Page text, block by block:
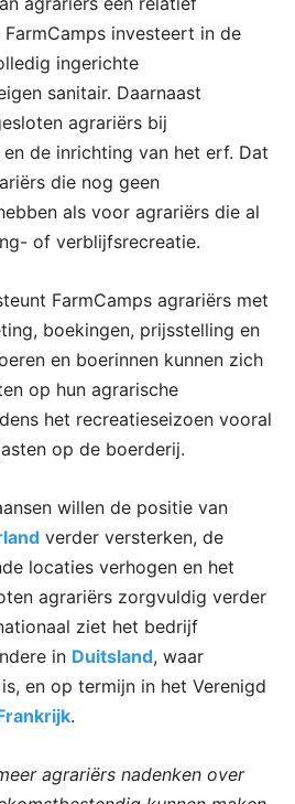
investeert in de
ingerichte
sanitair. Daarnaast
agrariërs bij
de inrichting van het erf. Dat
die nog geen
als voor agrariërs die al
of verblijfsrecreatie.
FarmCamps agrariërs met
boekingen, prijsstelling en
en boerinnen kunnen zich
op hun agrarische
het recreatieseizoen vooral
op de boerderij.
willen de positie van
verder versterken, de
locaties verhogen en het
agrariërs zorgvuldig verder
ziet het bedrijf
in Duitsland, waar
en op termijn in het Verenigd
.
agrariërs nadenken over